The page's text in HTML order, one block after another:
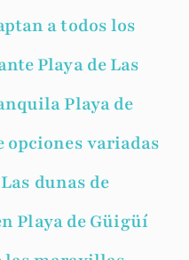
a todos los
Playa de Las
Playa de
opciones variadas
dunas de
Playa de Güigüí